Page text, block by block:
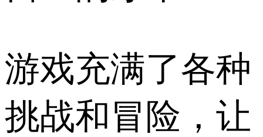
游戏充满了各种
挑战和冒险，让